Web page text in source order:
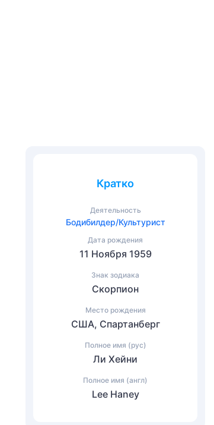
Кратко
Деятельность
Бодибилдер/Культурист
Дата рождения
11 Ноября 1959
Знак зодиака
Скорпион
Место рождения
США, Спартанберг
Полное имя (рус)
Ли Хейни
Полное имя (англ)
Lee Haney